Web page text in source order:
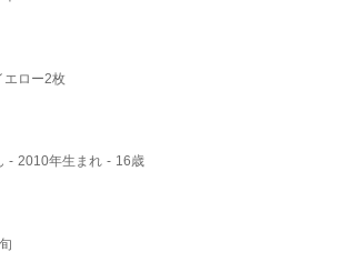
エロー2枚
2010年生まれ 16歳